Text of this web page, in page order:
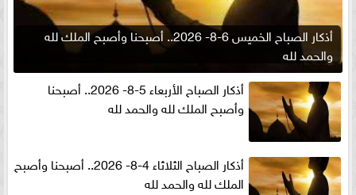
أذكار الصباح الخميس 6-8- 2026.. أصبحنا وأصبح الملك لله
والحمد لله
أذكار الصباح الأربعاء 5-8- 2026.. أصبحنا
وأصبح الملك لله والحمد لله
أذكار الصباح الثلاثاء 4-8- 2026.. أصبحنا وأصبح
الملك لله والحمد لله